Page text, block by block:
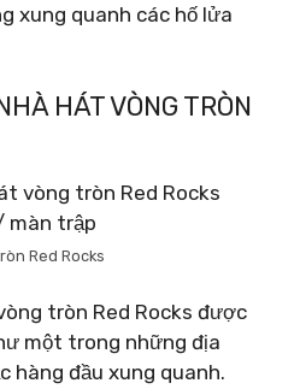
xung quanh các hố lửa
HÁT VÒNG TRÒN
màn trập
Red Rocks
tròn Red Rocks được
một trong những địa
hàng đầu xung quanh.